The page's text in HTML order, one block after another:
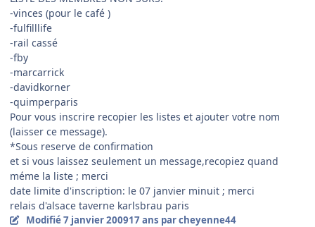
-vinces (pour le café )
-fulfilllife
-rail cassé
-fby
-marcarrick
-davidkorner
-quimperparis
Pour vous inscrire recopier les listes et ajouter votre nom
(laisser ce message).
*Sous reserve de confirmation
et si vous laissez seulement un message,recopiez quand
méme la liste ; merci
date limite d'inscription: le 07 janvier minuit ; merci
relais d'alsace taverne karlsbrau paris
Modifié7 janvier 200917 ans par cheyenne44